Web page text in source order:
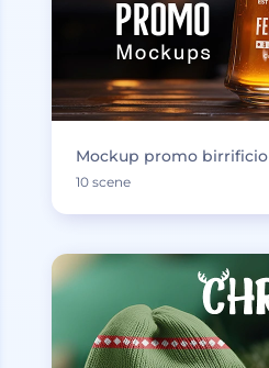
Mockup promo birrificio
10 scene